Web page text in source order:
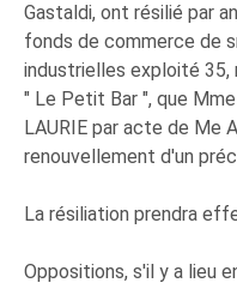
Gastaldi, ont résilié par
fonds de commerce de
industrielles exploité 35,
" Le Petit Bar ", que
LAURIE par acte de Me
renouvellement d'un
La résiliation prendra
Oppositions, s'il y a lieu